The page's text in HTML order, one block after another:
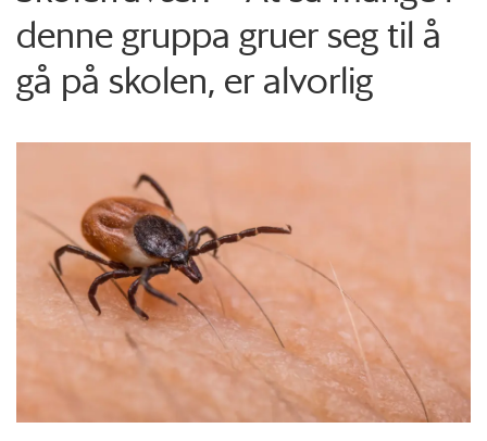
denne gruppa gruer seg til å
gå på skolen, er alvorlig